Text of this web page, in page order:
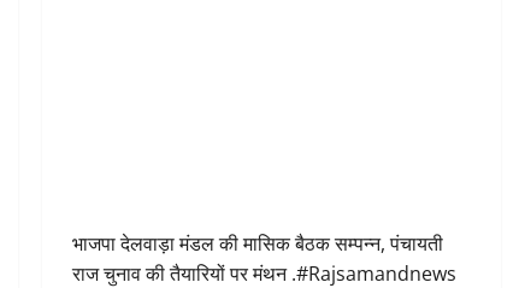
भाजपा देलवाड़ा मंडल की मासिक बैठक सम्पन्न, पंचायती
राज चुनाव की तैयारियों पर मंथन .#Rajsamandnews